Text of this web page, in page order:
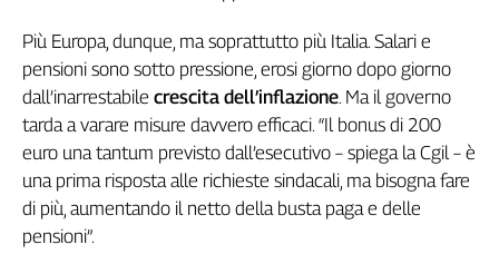
Campania
Emilia-
Romagna
Friuli
Liguria
Più Europa, dunque, ma soprattutto più Italia. Salari e
pensioni sono sotto pressione, erosi giorno dopo giorno
dall’inarrestabile crescita dell’inflazione. Ma il governo
tarda a varare misure davvero efficaci. “Il bonus di 200
euro una tantum previsto dall’esecutivo – spiega la Cgil – è
una prima risposta alle richieste sindacali, ma bisogna fare
di più, aumentando il netto della busta paga e delle
pensioni”.